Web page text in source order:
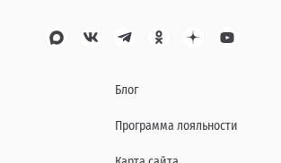
Блог
Программа лояльности